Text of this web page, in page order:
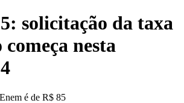
solicitação da taxa
começa nesta
é de R$ 85